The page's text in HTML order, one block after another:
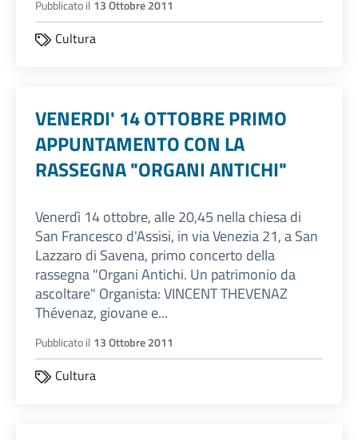
Pubblicato il 13 Ottobre 2011
Cultura
VENERDI' 14 OTTOBRE PRIMO
APPUNTAMENTO CON LA
RASSEGNA "ORGANI ANTICHI"
Venerdì 14 ottobre, alle 20,45 nella chiesa di
San Francesco d'Assisi, in via Venezia 21, a San
Lazzaro di Savena, primo concerto della
rassegna "Organi Antichi. Un patrimonio da
ascoltare" Organista: VINCENT THEVENAZ
Thévenaz, giovane e...
Pubblicato il 13 Ottobre 2011
Cultura